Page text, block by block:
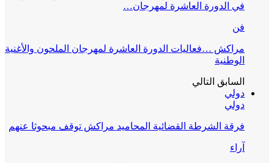
في الدورة العاشرة لمهرجان…
فن
مراكش …فعاليات الدورة العاشرة لمهرجان الملحون والأغنية
الوطنية
السابق التالي
دولي
دولي
فرقة الشرطة القضائية المحاميد مراكش توقف مبحوثا عنهم
آراء